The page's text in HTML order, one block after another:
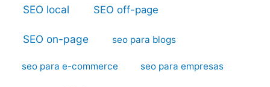
SEO local SEO off-page
SEO on-page seo para blogs
seo para e-commerce seo para empresas